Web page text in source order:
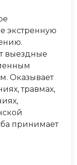
экстренную
выездные
Оказывает
травмах,
принимает